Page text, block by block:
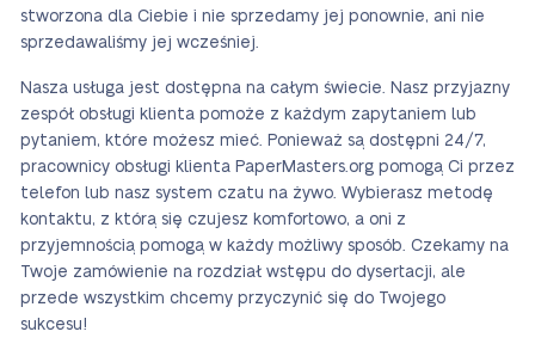
stworzona dla Ciebie i nie sprzedamy jej ponownie, ani nie
sprzedawaliśmy jej wcześniej.
Nasza usługa jest dostępna na całym świecie. Nasz przyjazny
zespół obsługi klienta pomoże z każdym zapytaniem lub
pytaniem, które możesz mieć. Ponieważ są dostępni 24/7,
pracownicy obsługi klienta PaperMasters.org pomogą Ci przez
telefon lub nasz system czatu na żywo. Wybierasz metodę
kontaktu, z którą się czujesz komfortowo, a oni z
przyjemnością pomogą w każdy możliwy sposób. Czekamy na
Twoje zamówienie na rozdział wstępu do dysertacji, ale
przede wszystkim chcemy przyczynić się do Twojego
sukcesu!